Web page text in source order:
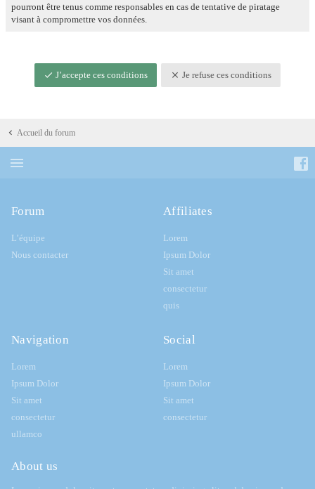
pourront être tenus comme responsables en cas de tentative de piratage
visant à compromettre vos données.
J’accepte ces conditions Je refuse ces conditions
Accueil du forum
Forum
L’équipe
Nous contacter
Affiliates
Lorem
Ipsum Dolor
Sit amet
consectetur
quis
Navigation
Lorem
Ipsum Dolor
Sit amet
consectetur
ullamco
Social
Lorem
Ipsum Dolor
Sit amet
consectetur
About us